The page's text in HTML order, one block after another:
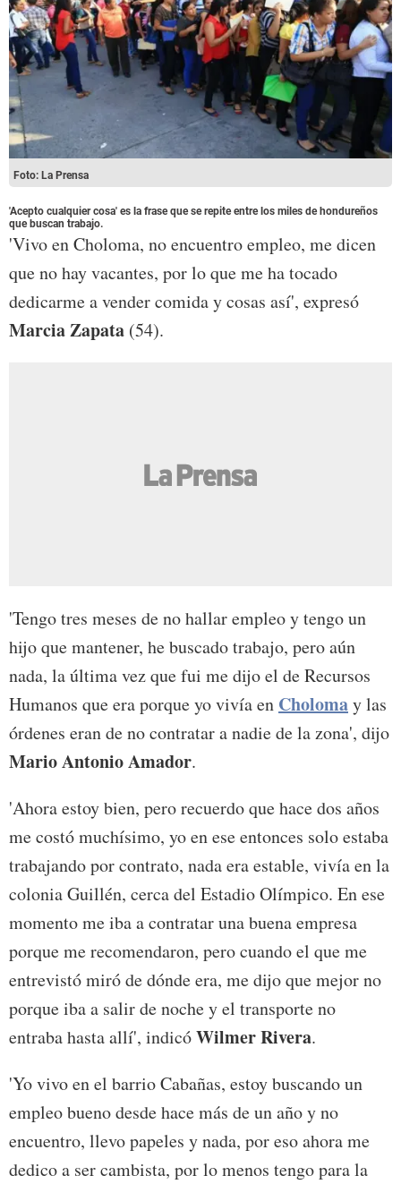
Foto: La Prensa
'Acepto cualquier cosa' es la frase que se repite entre los miles de hondureños
que buscan trabajo.
'Vivo en Choloma, no encuentro empleo, me dicen
que no hay vacantes, por lo que me ha tocado
dedicarme a vender comida y cosas así', expresó
Marcia Zapata (54).
'Tengo tres meses de no hallar empleo y tengo un
hijo que mantener, he buscado trabajo, pero aún
nada, la última vez que fui me dijo el de Recursos
Humanos que era porque yo vivía en Cholomay las
órdenes eran de no contratar a nadie de la zona', dijo
Mario Antonio Amador.
'Ahora estoy bien, pero recuerdo que hace dos años
me costó muchísimo, yo en ese entonces solo estaba
trabajando por contrato, nada era estable, vivía en la
colonia Guillén, cerca del Estadio Olímpico. En ese
momento me iba a contratar una buena empresa
porque me recomendaron, pero cuando el que me
entrevistó miró de dónde era, me dijo que mejor no
porque iba a salir de noche y el transporte no
entraba hasta allí', indicóWilmer Rivera.
'Yo vivo en el barrio Cabañas, estoy buscando un
empleo bueno desde hace más de un año y no
encuentro, llevo papeles y nada, por eso ahora me
dedico a ser cambista, por lo menos tengo para la